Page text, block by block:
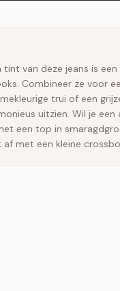
tint van deze jeans is
Combineer ze voor
trui of een
uitzien. Wil je
een top in
af met een kleine